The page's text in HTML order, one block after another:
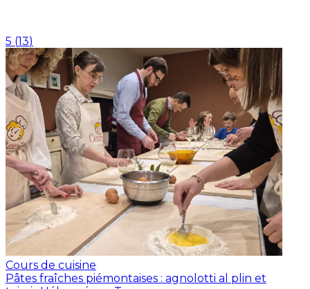
5 (13)
Cours de cuisine
Pâtes fraîches piémontaises : agnolotti al plin et